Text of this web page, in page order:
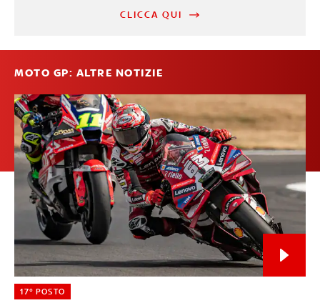
CLICCA QUI
MOTO GP: ALTRE NOTIZIE
17° POSTO